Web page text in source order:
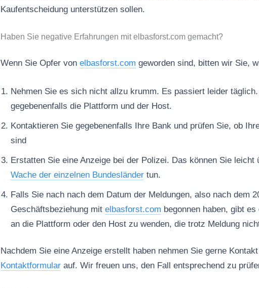
Kaufentscheidung unterstützen sollen.
Haben Sie negative Erfahrungen mit elbasforst.com gemacht?
Wenn Sie Opfer von elbasforst.com geworden sind, bitten wir Sie,
Nehmen Sie es sich nicht allzu krumm. Es passiert leider
gegebenenfalls die Plattform und der Host.
Kontaktieren Sie gegebenenfalls Ihre Bank und prüfen Sie, ob
sind
Erstatten Sie eine Anzeige bei der Polizei. Das können Sie leicht
Wache der einzelnen Bundesländer tun.
Falls Sie nach nach dem Datum der Meldungen, also nach dem
Geschäftsbeziehung mit elbasforst.com begonnen haben, gibt
an die Plattform oder den Host zu wenden, die trotz Meldung
Nachdem Sie eine Anzeige erstellt haben nehmen Sie gerne
Kontaktformular auf. Wir freuen uns, den Fall entsprechend zu